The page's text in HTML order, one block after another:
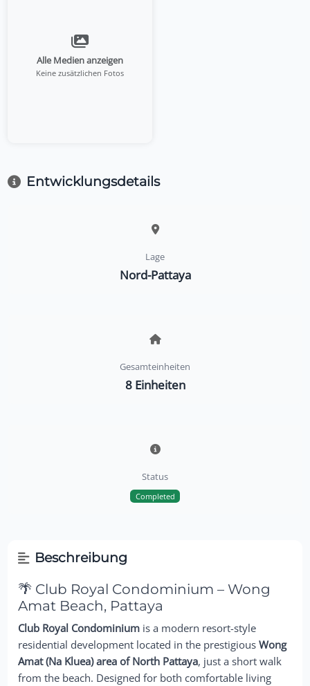
Alle Medien anzeigen
Keine zusätzlichen Fotos
Entwicklungsdetails
Lage
Nord-Pattaya
Gesamteinheiten
8 Einheiten
Status
Completed
Beschreibung
🌴 Club Royal Condominium – Wong
Amat Beach, Pattaya
Club Royal Condominium is a modern resort-style
residential development located in the prestigiousWong
Amat (Na Kluea) area of North Pattaya, just a short walk
from the beach. Designed for both comfortable living